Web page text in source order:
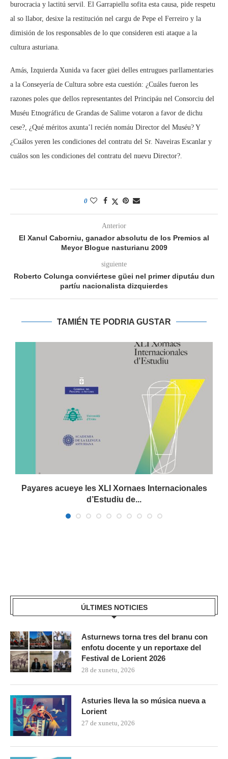
burocracia y lactitú servil. El Garrapiellu sofita esta causa, pide respetu
al so llabor, desixe la restitución nel cargu de Pepe el Ferreiro y la
dimisión de los responsables de lo que consideren esti ataque a la
cultura asturiana.
Amás, Izquierda Xunida va facer güei delles entrugues parllamentaries
a la Conseyería de Cultura sobre esta cuestión: ¿Cuáles fueron les
razones poles que dellos representantes del Principáu nel Consorciu del
Muséu Etnográficu de Grandas de Salime votaron a favor de dichu
cese?, ¿Qué méritos axunta’l recién nomáu Director del Muséu? Y
¿Cuálos yeren les condiciones del contratu del Sr. Naveiras Escanlar y
cuálos son les condiciones del contratu del nuevu Director?.
0
Anterior
El Xanul Caborniu, ganador absolutu de los Premios al
Meyor Blogue nasturianu 2009
siguiente
Roberto Colunga conviértese güei nel primer diputáu dun
partíu nacionalista dizquierdes
TAMIÉN TE PODRIA GUSTAR
Payares acueye les XLI Xornaes Internacionales
d’Estudiu de...
ÚLTIMES NOTICIES
Asturnews torna tres del branu con
enfotu docente y un reportaxe del
Festival de Lorient 2026
28 de xunetu, 2026
Asturies lleva la so música nueva a
Lorient
27 de xunetu, 2026